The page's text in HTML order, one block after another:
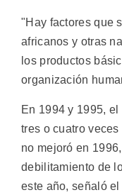
"Hay factores que
africanos y otras
los productos
organización
En 1994 y 1995,
tres o cuatro
no mejoró en
debilitamiento de
este año, señaló